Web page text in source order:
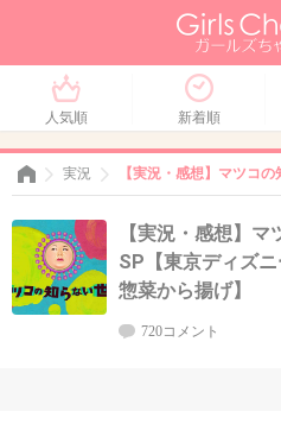
人気順 新着順
実況 【実況・感想】マツコ
【実況・感想】
SP【東京ディズ
惣菜から揚げ】
720コメント